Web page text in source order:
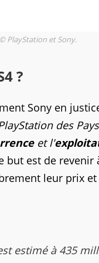
PlayStation et Sony.
?
Sony en
des
et l'
but est de revenir
leur prix
estimé à 435